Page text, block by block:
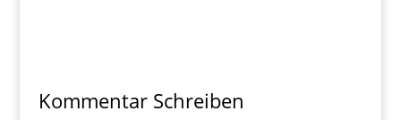
Kommentar Schreiben